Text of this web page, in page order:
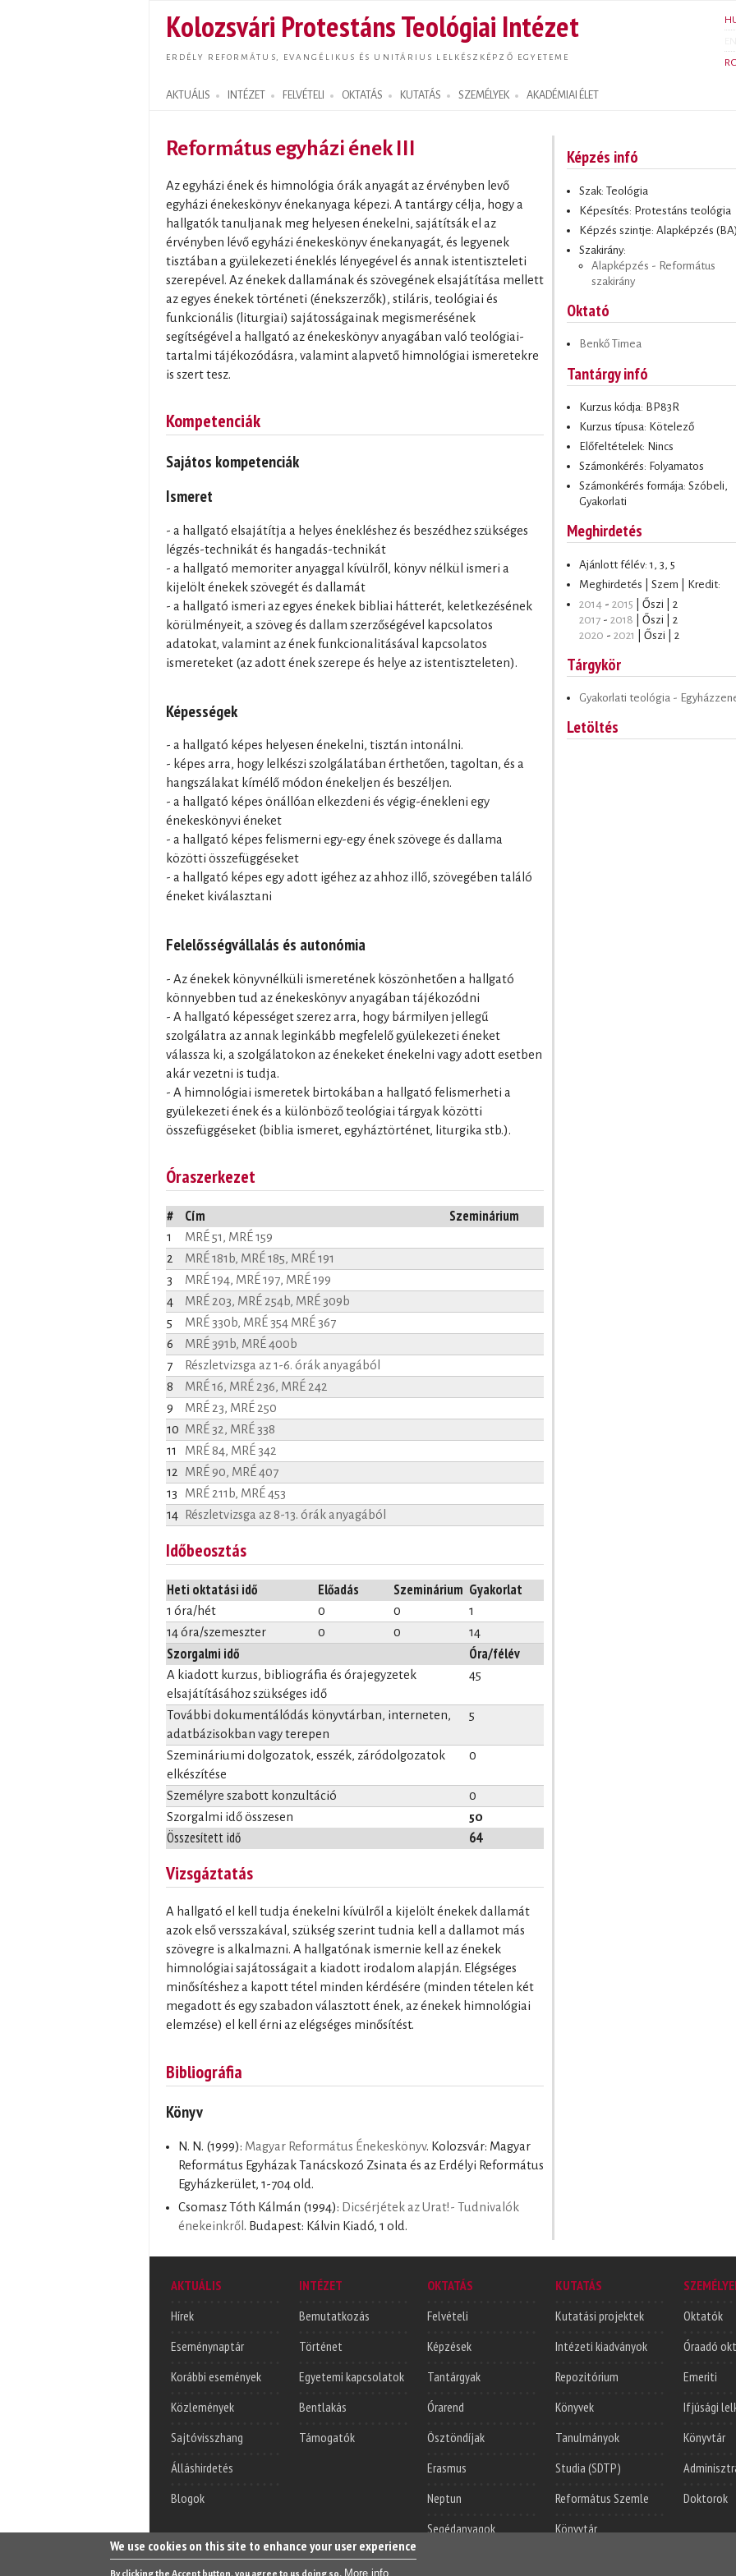
tartalomra
Kolozsvári Protestáns Teológiai Intézet
ERDÉLY REFORMÁTUS, EVANGÉLIKUS ÉS UNITÁRIUS LELKÉSZKÉPZŐ EGYETEME
AKTUÁLIS INTÉZET FELVÉTELI OKTATÁS KUTATÁS SZEMÉLYEK AKADÉMIAI ÉLET
Search form
Református egyházi ének III
Az egyházi ének és himnológia órák anyagát az érvényben levő
egyházi énekeskönyv énekanyaga képezi. A tantárgy célja, hogy a
hallgatók tanuljanak meg helyesen énekelni, sajátítsák el az
érvényben lévő egyházi énekeskönyv énekanyagát, és legyenek
tisztában a gyülekezeti éneklés lényegével és annak istentiszteleti
szerepével. Az énekek dallamának és szövegének elsajátítása mellett
az egyes énekek történeti (énekszerzők), stiláris, teológiai és
funkcionális (liturgiai) sajátosságainak megismerésének
segítségével a hallgató az énekeskönyv anyagában való teológiai-
tartalmi tájékozódásra, valamint alapvető himnológiai ismeretekre
is szert tesz.
Kompetenciák
Sajátos kompetenciák
Ismeret
- a hallgató elsajátítja a helyes énekléshez és beszédhez szükséges
légzés-technikát és hangadás-technikát
- a hallgató memoriter anyaggal kívülről, könyv nélkül ismeri a
kijelölt énekek szövegét és dallamát
- a hallgató ismeri az egyes énekek bibliai hátterét, keletkezésének
körülményeit, a szöveg és dallam szerzőségével kapcsolatos
adatokat, valamint az ének funkcionalitásával kapcsolatos
ismereteket (az adott ének szerepe és helye az istentiszteleten).
Képességek
- a hallgató képes helyesen énekelni, tisztán intonálni.
- képes arra, hogy lelkészi szolgálatában érthetően, tagoltan, és a
hangszálakat kímélő módon énekeljen és beszéljen.
- a hallgató képes önállóan elkezdeni és végig-énekleni egy
énekeskönyvi éneket
- a hallgató képes felismerni egy-egy ének szövege és dallama
közötti összefüggéseket
- a hallgató képes egy adott igéhez az ahhoz illő, szövegében találó
éneket kiválasztani
Felelősségvállalás és autonómia
- Az énekek könyvnélküli ismeretének köszönhetően a hallgató
könnyebben tud az énekeskönyv anyagában tájékozódni
- A hallgató képességet szerez arra, hogy bármilyen jellegű
szolgálatra az annak leginkább megfelelő gyülekezeti éneket
válassza ki, a szolgálatokon az énekeket énekelni vagy adott esetben
akár vezetni is tudja.
- A himnológiai ismeretek birtokában a hallgató felismerheti a
gyülekezeti ének és a különböző teológiai tárgyak közötti
összefüggéseket (biblia ismeret, egyháztörténet, liturgika stb.).
Óraszerkezet
# Cím Szeminárium
1
MRÉ 51, MRÉ 159
2
MRÉ 181b, MRÉ 185, MRÉ 191
3
MRÉ 194, MRÉ 197, MRÉ 199
4
MRÉ 203, MRÉ 254b, MRÉ 309b
5
MRÉ 330b, MRÉ 354 MRÉ 367
6
MRÉ 391b, MRÉ 400b
7
Részletvizsga az 1-6. órák anyagából
8
MRÉ 16, MRÉ 236, MRÉ 242
9
MRÉ 23, MRÉ 250
10 MRÉ 32, MRÉ 338
11
MRÉ 84, MRÉ 342
12
MRÉ 90, MRÉ 407
13
MRÉ 211b, MRÉ 453
14
Részletvizsga az 8-13. órák anyagából
Időbeosztás
Heti oktatási idő Előadás Szeminárium Gyakorlat
1 óra/hét 0 0
1
14 óra/szemeszter
0 0 14
Szorgalmi idő Óra/félév
Összesített idő 64
A kiadott kurzus, bibliográfia és órajegyzetek
elsajátításához szükséges idő
45
További dokumentálódás könyvtárban, interneten,
adatbázisokban vagy terepen
5
Szemináriumi dolgozatok, esszék, záródolgozatok
elkészítése
0
Személyre szabott konzultáció
0
Szorgalmi idő összesen
50
Vizsgáztatás
A hallgató el kell tudja énekelni kívülről a kijelölt énekek dallamát
azok első versszakával, szükség szerint tudnia kell a dallamot más
szövegre is alkalmazni. A hallgatónak ismernie kell az énekek
himnológiai sajátosságait a kiadott irodalom alapján. Elégséges
minősítéshez a kapott tétel minden kérdésére (minden tételen két
megadott és egy szabadon választott ének, az énekek himnológiai
elemzése) el kell érni az elégséges minősítést.
Bibliográfia
Könyv
N. N. (1999): Magyar Református Énekeskönyv. Kolozsvár: Magyar
Református Egyházak Tanácskozó Zsinata és az Erdélyi Református
Egyházkerület, 1-704 old.
Csomasz Tóth Kálmán (1994): Dicsérjétek az Urat!- Tudnivalók
énekeinkről . Budapest: Kálvin Kiadó, 1 old.
Képzés infó
Szak: Teológia
Képesítés: Protestáns teológia
Képzés szintje: Alapképzés (BA)
Szakirány:
Alapképzés - Református
szakirány
Oktató
Benkő Timea
Tantárgy infó
Kurzus kódja: BP83R
Kurzus típusa: Kötelező
Előfeltételek: Nincs
Számonkérés: Folyamatos
Számonkérés formája: Szóbeli,
Gyakorlati
Meghirdetés
Ajánlott félév: 1, 3, 5
Meghirdetés | Szem | Kredit:
2014 - 2015 | Őszi | 2
2017 - 2018 | Őszi | 2
2020 - 2021 | Őszi | 2
Tárgykör
Gyakorlati teológia -
Letöltés
AKTUÁLIS
Hírek
Eseménynaptár
Korábbi események
Közlemények
Sajtóvisszhang
Álláshirdetés
Blogok
INTÉZET
Bemutatkozás
Történet
Egyetemi kapcsolatok
Bentlakás
Támogatók
OKTATÁS
Felvételi
Képzések
Tantárgyak
Órarend
Ösztöndíjak
Erasmus
Neptun
Segédanyagok
KUTATÁS
Kutatási projektek
Intézeti kiadványok
Repozitórium
Könyvek
Tanulmányok
Studia (SDTP)
Református Szemle
Könyvtár
Oktatók
Óraadó
Emeriti
Ifjúsági
Könyvtár
Doktorok
We use cookies on this site to enhance your user experience
By clicking the Accept button, you agree to us doing so. More info